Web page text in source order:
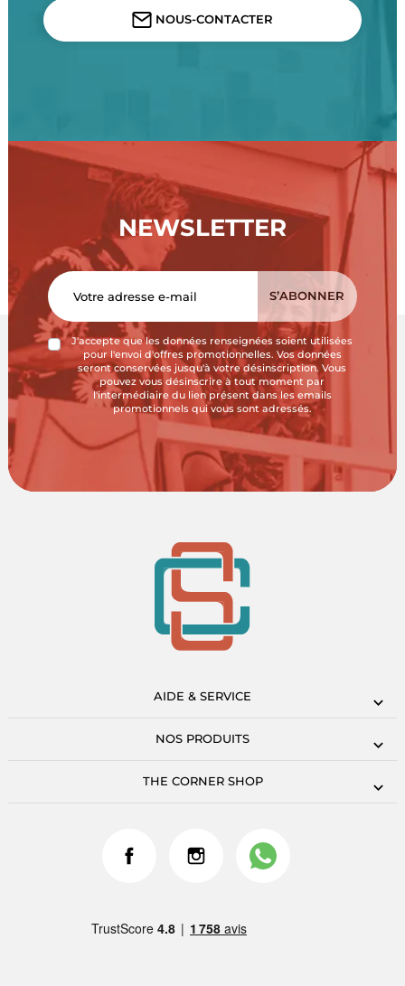
NOUS-CONTACTER
NEWSLETTER
J'accepte que les données renseignées soient utilisées
pour l'envoi d'offres promotionnelles. Vos données
seront conservées jusqu'à votre désinscription. Vous
pouvez vous désinscrire à tout moment par
l'intermédiaire du lien présent dans les emails
promotionnels qui vous sont adressés.
AIDE & SERVICE
NOS PRODUITS
THE CORNER SHOP